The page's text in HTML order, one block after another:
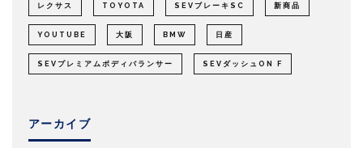
レクサス TOYOTA SEVブレーキSC 新商品
YOUTUBE 大阪 BMW 日産
SEVプレミアムボディバランサー SEVダッシュON F
アーカイブ